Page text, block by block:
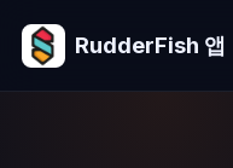
RudderFish 앱